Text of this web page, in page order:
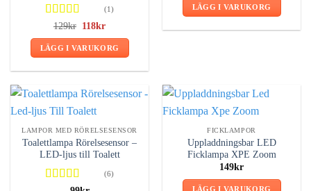
Betygsatt
4.00av 5
(1)
129kr
Det
priset
var:
118kr
priset
är:
LÄGG I VARUKORG
priset
var:
priset
är:
LÄGG I VARUKORG
LAMPOR MED RÖRELSESENSOR
Toalettlampa Rörelsesensor –
LED-ljus till Toalett
(6)
FICKLAMPOR
Uppladdningsbar LED
Ficklampa XPE Zoom
149kr
LÄGG I VARUKORG